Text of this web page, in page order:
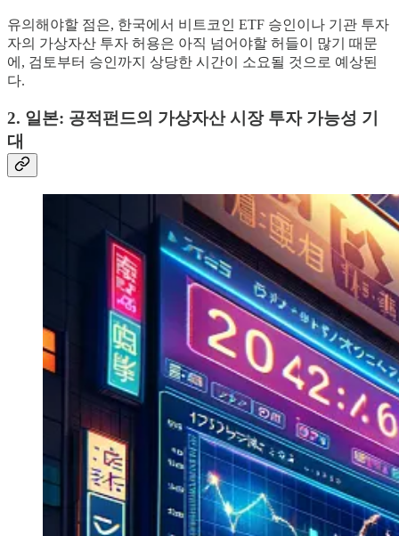
유의해야할 점은, 한국에서 비트코인 ETF 승인이나 기관 투자
자의 가상자산 투자 허용은 아직 넘어야할 허들이 많기 때문
에, 검토부터 승인까지 상당한 시간이 소요될 것으로 예상된
다.
2. 일본: 공적펀드의 가상자산 시장 투자 가능성 기
대